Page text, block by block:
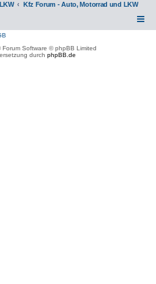
Kfz Forum - Auto, Motorrad und LKW
Forum Software © phpBB Limited
durch phpBB.de